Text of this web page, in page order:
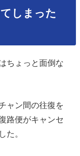
しまった
ちょっと面倒な
ャン間の往復を
路便がキャンセ
た。